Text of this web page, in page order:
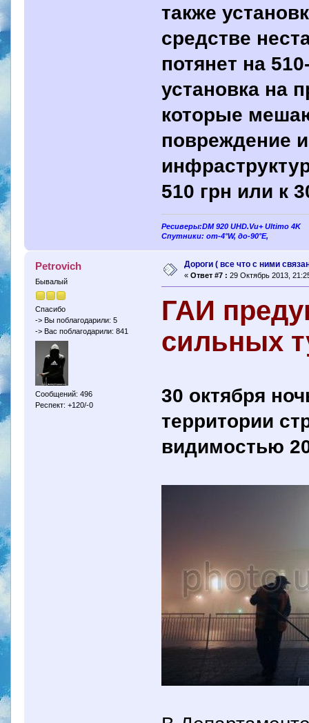
также
средстве
потянет на
установка на
которые
повреждение
510 грн или к
Ресиверы:DM 920 UHD.Vu+ Ultimo 4K
Спутники: от-4°W, до-90°E,
Petrovich
Бывалый
Спасибо
-> Вы поблагодарили: 5
-> Вас поблагодарили: 841
Сообщений: 496
Респект: +120/-0
Дороги ( все что с ними
« Ответ #7 : 29 Октябрь 2013,
ГАИ
сильных
30 октября
территории
видимостью